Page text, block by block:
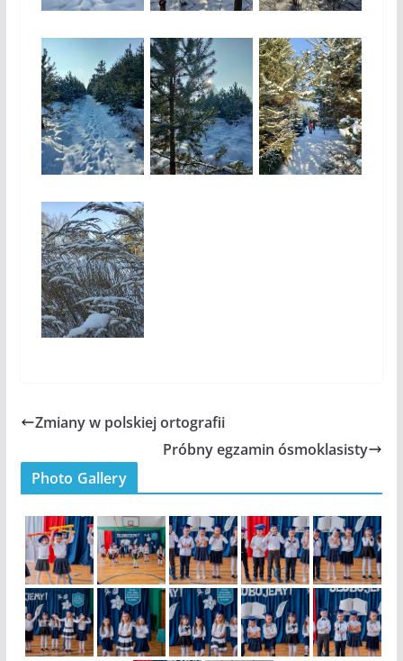
Zmiany w polskiej ortografii
Próbny egzamin ósmoklasisty
Photo Gallery